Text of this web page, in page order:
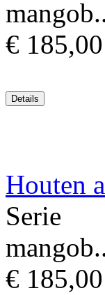
€ 185,00
Houten
Serie :
€ 185,00